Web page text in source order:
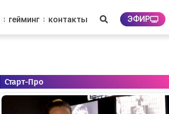
гейминг контакты ЭФИР
Старт-Про